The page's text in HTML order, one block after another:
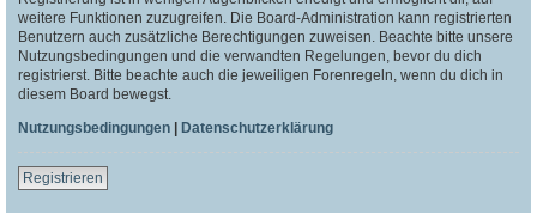
weitere Funktionen zuzugreifen. Die Board-Administration kann registrierten
Benutzern auch zusätzliche Berechtigungen zuweisen. Beachte bitte unsere
Nutzungsbedingungen und die verwandten Regelungen, bevor du dich
registrierst. Bitte beachte auch die jeweiligen Forenregeln, wenn du dich in
diesem Board bewegst.
Nutzungsbedingungen | Datenschutzerklärung
Registrieren